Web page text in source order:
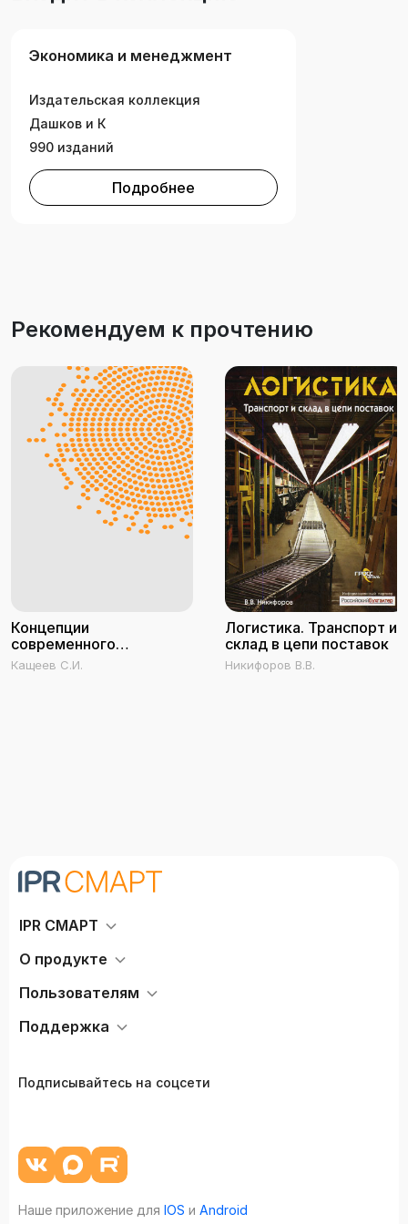
Экономика и менеджмент
Издательская коллекция
Дашков и К
990 изданий
Подробнее
Рекомендуем к прочтению
Концепции
современного
естествознания
Кащеев С.И.
Логистика. Транспорт и
склад в цепи поставок
Никифоров В.В.
IPR СМАРТ
О продукте
Пользователям
Поддержка
Подписывайтесь на соцсети
Наше приложение для IOS и Android